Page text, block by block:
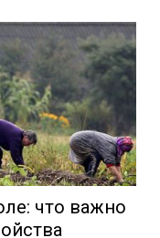
что важно